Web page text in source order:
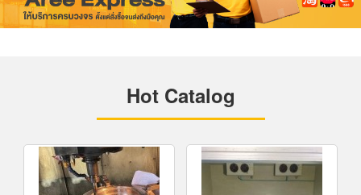
Hot Catalog